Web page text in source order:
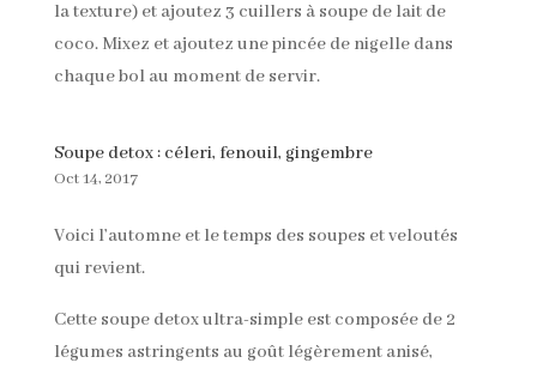
la texture) et ajoutez 3 cuillers à soupe de lait de
coco. Mixez et ajoutez une pincée de nigelle dans
chaque bol au moment de servir.
Soupe detox : céleri, fenouil, gingembre
Oct 14, 2017
Voici l’automne et le temps des soupes et veloutés
qui revient.
Cette soupe detox ultra-simple est composée de 2
légumes astringents au goût légèrement anisé,